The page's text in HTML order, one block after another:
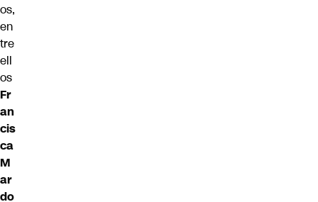
os,
en
tre
ell
os
Fr
an
cis
ca
M
ar
do